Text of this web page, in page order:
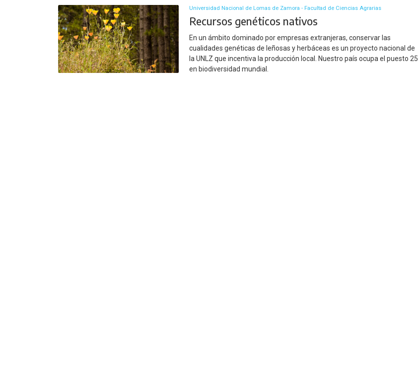
Universidad Nacional de Lomas de Zamora - Facultad de Ciencias Agrarias
Recursos genéticos nativos
En un ámbito dominado por empresas extranjeras, conservar las
cualidades genéticas de leñosas y herbáceas es un proyecto nacional de
la UNLZ que incentiva la producción local. Nuestro país ocupa el puesto 25
en biodiversidad mundial.